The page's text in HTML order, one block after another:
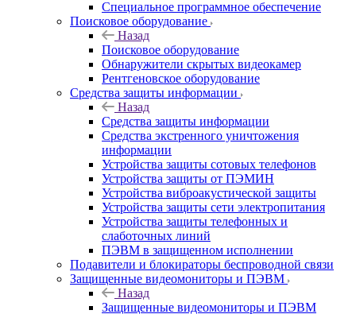
Специальное программное обеспечение
Поисковое оборудование
Назад
Поисковое оборудование
Обнаружители скрытых видеокамер
Рентгеновское оборудование
Средства защиты информации
Назад
Средства защиты информации
Средства экстренного уничтожения
информации
Устройства защиты сотовых телефонов
Устройства защиты от ПЭМИН
Устройства виброакустической защиты
Устройства защиты сети электропитания
Устройства защиты телефонных и
слаботочных линий
ПЭВМ в защищенном исполнении
Подавители и блокираторы беспроводной связи
Защищенные видеомониторы и ПЭВМ
Назад
Защищенные видеомониторы и ПЭВМ